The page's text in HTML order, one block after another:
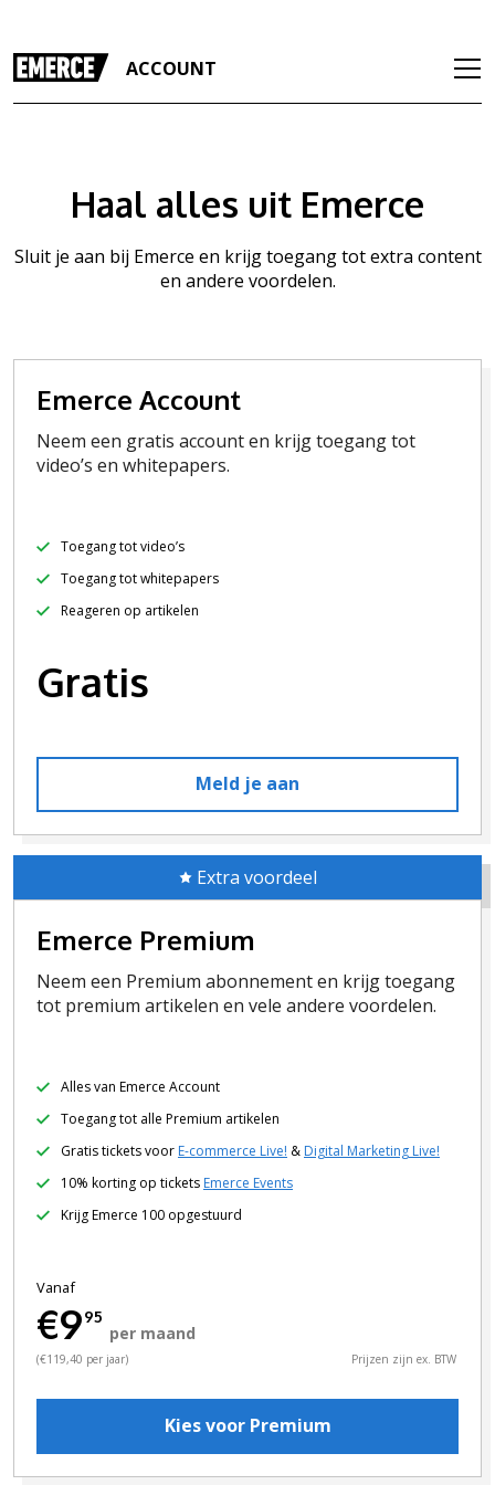
ACCOUNT
Haal alles uit Emerce
Sluit je aan bij Emerce en krijg toegang tot extra content
en andere voordelen.
Emerce Account
Neem een gratis account en krijg toegang tot
video’s en whitepapers.
Toegang tot video’s
Toegang tot whitepapers
Reageren op artikelen
Gratis
Meld je aan
Extra voordeel
Emerce Premium
Neem een Premium abonnement en krijg toegang
tot premium artikelen en vele andere voordelen.
Alles van Emerce Account
Toegang tot alle Premium artikelen
Gratis tickets voor E-commerce Live! & Digital Marketing Live!
10% korting op tickets Emerce Events
Krijg Emerce 100 opgestuurd
Vanaf
€995
per maand
(€119,40 per jaar) Prijzen zijn ex. BTW
Kies voor Premium